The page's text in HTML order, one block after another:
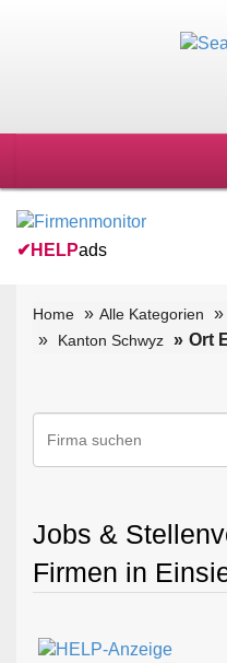
✔ HELPads
Home Alle Kategorien
Kanton Schwyz
Ort
Jobs &
Firmen in